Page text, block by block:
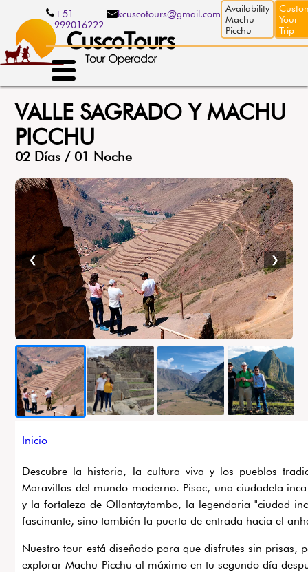
contenido
principal
+51
999016222
kcuscotours@gmail.com Availability
Machu
Picchu
Your
Trip
VALLE SAGRADO Y MACHU
PICCHU
02 Días / 01 Noche
❮ ❯
Ruta
de
navegación
Inicio
Descubre la historia, la cultura viva y los pueblos
Maravillas del mundo moderno. Pisac, una ciudadela
y la fortaleza de Ollantaytambo, la legendaria "ciudad
fascinante, sino también la puerta de entrada hacia el
Nuestro tour está diseñado para que disfrutes sin
explorar Machu Picchu al máximo en tu segundo día